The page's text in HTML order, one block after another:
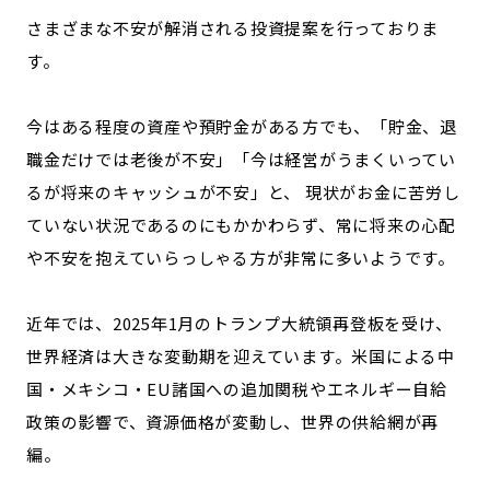
さまざまな不安が解消される投資提案を行っておりま
す。
今はある程度の資産や預貯金がある方でも、「貯金、退
職金だけでは老後が不安」「今は経営がうまくいってい
るが将来のキャッシュが不安」と、 現状がお金に苦労し
ていない状況であるのにもかかわらず、常に将来の心配
や不安を抱えていらっしゃる方が非常に多いようです。
近年では、2025年1月のトランプ大統領再登板を受け、
世界経済は大きな変動期を迎えています。米国による中
国・メキシコ・EU諸国への追加関税やエネルギー自給
政策の影響で、資源価格が変動し、世界の供給網が再
編。